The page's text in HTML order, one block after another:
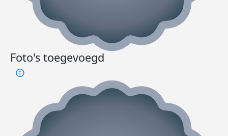
Foto's toegevoegd